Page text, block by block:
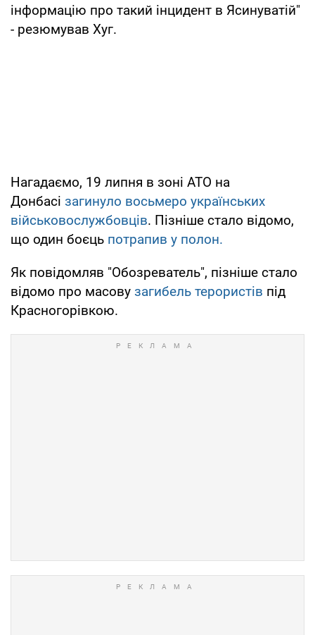
інформацію про такий інцидент в Ясинуватій"
- резюмував Хуг.
Нагадаємо, 19 липня в зоні АТО на
Донбасі загинуло восьмеро українських
військовослужбовців. Пізніше стало відомо,
що один боєць потрапив у полон.
Як повідомляв "Обозреватель", пізніше стало
відомо про масову загибель терористів під
Красногорівкою.